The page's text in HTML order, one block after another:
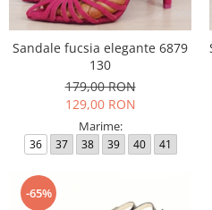
Sandale fucsia elegante 6879
130
179,00 RON
129,00 RON
Marime:
36 37 38 39 40 41
-65%